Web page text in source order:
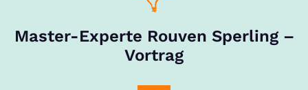
Master-Experte Rouven Sperling –
Vortrag